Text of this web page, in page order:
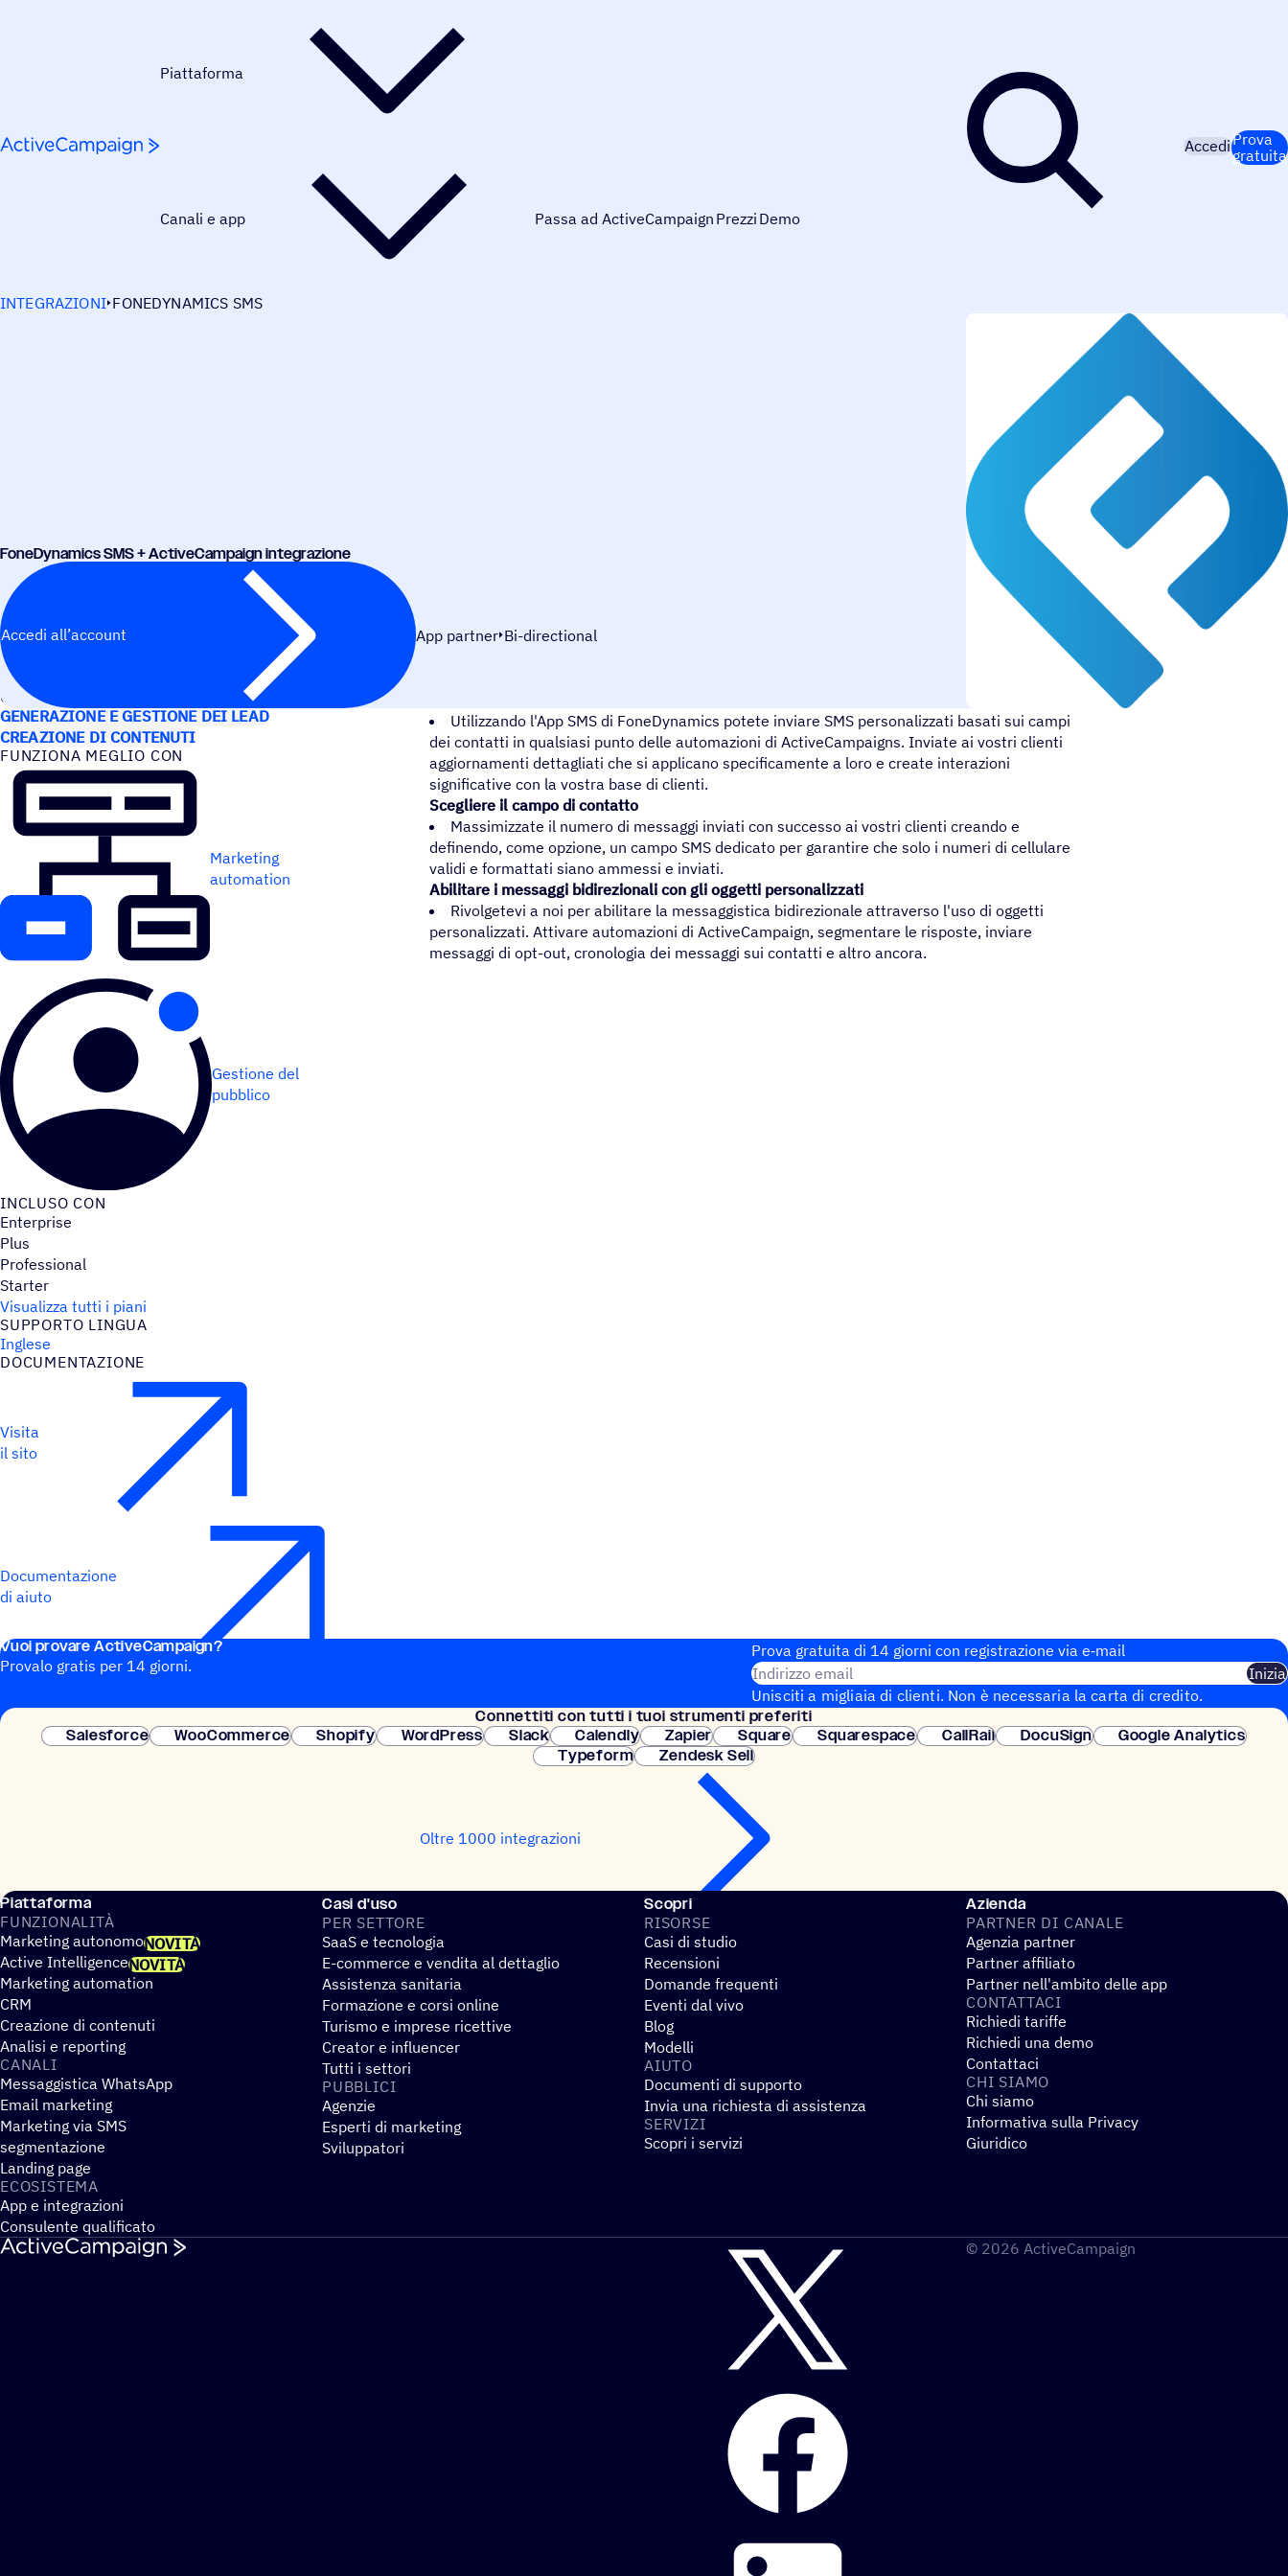
Piattaforma
Canali e app Passa ad ActiveCampaign Prezzi Demo
AccediProva
gratuita
INTEGRAZIONI FONEDYNAMICS SMS
Fone­Dy­na­mics SMS + ActiveCampaign integrazione
Accedi all’account App partner Bi-directional
CASI D’USO
GENERAZIONE E GESTIONE DEI LEAD
CREAZIONE DI CONTENUTI
FUNZIONA MEGLIO CON
Marketing
automation
Gestione del
pubblico
INCLUSO CON
Enterprise
Plus
Professional
Starter
Visualizza tutti i piani
SUPPORTO LINGUA
Inglese
DOCU­MEN­TA­ZIONE
Visita
il sito
Documentazione
di aiuto
Utilizzando l'App SMS di FoneDynamics potete inviare SMS personalizzati basati sui campi
dei contatti in qualsiasi punto delle automazioni di ActiveCampaigns. Inviate ai vostri clienti
aggiornamenti dettagliati che si applicano specificamente a loro e create interazioni
significative con la vostra base di clienti.
Scegliere il campo di contatto
Massimizzate il numero di messaggi inviati con successo ai vostri clienti creando e
definendo, come opzione, un campo SMS dedicato per garantire che solo i numeri di cellulare
validi e formattati siano ammessi e inviati.
Abilitare i messaggi bidirezionali con gli oggetti personalizzati
Rivolgetevi a noi per abilitare la messaggistica bidirezionale attraverso l'uso di oggetti
personalizzati. Attivare automazioni di ActiveCampaign, segmentare le risposte, inviare
messaggi di opt-out, cronologia dei messaggi sui contatti e altro ancora.
Vuoi provare ActiveCampaign?
Provalo gratis per 14 giorni.
Prova gratuita di 14 giorni con regi­stra­zione via e‑mail
Indirizzo email
Inizia
Unisciti a migliaia di clienti. Non è necessaria la carta di credito.
Configurazione istantanea.
Connet­titi con tutti i tuoi strumenti preferiti
Salesforce
WooCommerce Shopify WordPress Slack Calendly Zapier Square Squarespace CallRail DocuSign
Google Analytics
Typeform
Zendesk Sell
Oltre 1000 integrazioni
Piattaforma
FUNZIO­NA­LITÀ
Marketing autonomoNOVITÀ
Active IntelligenceNOVITÀ
Marketing automation
CRM
Creazione di contenuti
Analisi e reporting
CANALI
Messaggistica WhatsApp
Email marketing
Marketing via SMS
segmentazione
Landing page
ECOSI­STEMA
App e integrazioni
Consulente qualificato
Casi d'uso
PER SETTORE
SaaS e tecnologia
E-commerce e vendita al dettaglio
Assistenza sanitaria
Formazione e corsi online
Turismo e imprese ricettive
Creator e influencer
Tutti i settori
PUBBLICI
Agenzie
Esperti di marketing
Sviluppatori
Scopri
RISORSE
Casi di studio
Recensioni
Domande frequenti
Eventi dal vivo
Blog
Modelli
AIUTO
Documenti di supporto
Invia una richiesta di assistenza
SERVIZI
Scopri i servizi
Azienda
PARTNER DI CANALE
Agenzia partner
Partner affiliato
Partner nell'ambito delle app
CONTAT­TACI
Richiedi tariffe
Richiedi una demo
Contattaci
CHI SIAMO
Chi siamo
Informativa sulla Privacy
Giuridico
© 2026 ActiveCampaign